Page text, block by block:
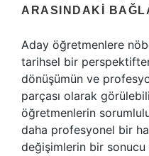
ARASINDAKI
Aday öğretmenlere
tarihsel bir
dönüşümün ve
parçası olarak
öğretmenlerin
daha profesyonel bir
değişimlerin bir